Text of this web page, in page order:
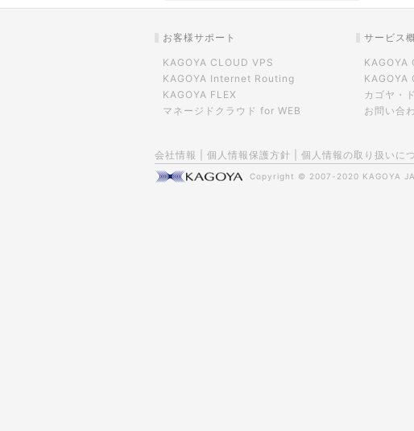
お客様サポート
KAGOYA CLOUD VPS
KAGOYA Internet Routing
KAGOYA FLEX
マネージドクラウド for WEB
サービス
KAGOYA
KAGOYA
カゴヤ・
お問い合
会社情報 個人情報保護方針 個人情報の取り扱いに
Copyright © 2007-2020 KAGOYA